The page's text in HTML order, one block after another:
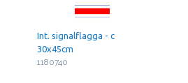
Int. signalflagga - c
30x45cm
1180740